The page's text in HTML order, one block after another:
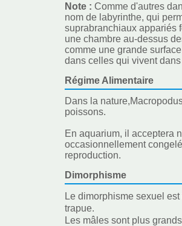
Note : Comme d'autres
nom de labyrinthe, qui
suprabranchiaux appariés
une chambre au-dessus
comme une grande
dans celles qui vivent
Régime Alimentaire
Dans la
poissons.
En aquarium, il acceptera
occasionnellement
reproduction.
Dimorphisme
Le dimorphisme sexuel
trapue.
Les mâles sont plus